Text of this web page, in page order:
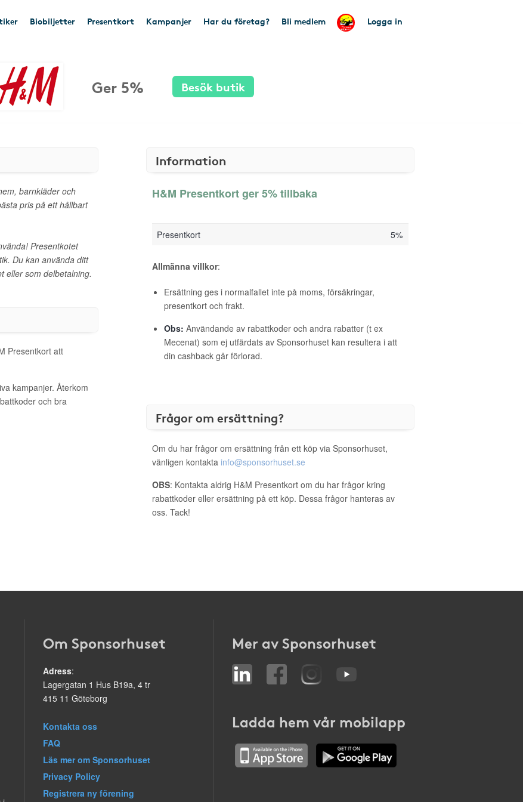
Biobiljetter Presentkort Kampanjer Har du företag? Bli medlem Logga in
Ger 5% Besök butik
barnkläder och
pris på ett hållbart
Presentkotet
Du kan använda ditt
eller som delbetalning.
Presentkort att
kampanjer. Återkom
och bra
Information
H&M Presentkort ger 5% tillbaka
Presentkort 5%
Allmänna villkor:
Ersättning ges i normalfallet inte på moms, försäkringar,
presentkort och frakt.
Obs: Användande av rabattkoder och andra rabatter (t ex
Mecenat) som ej utfärdats av Sponsorhuset kan resultera i att
din cashback går förlorad.
Frågor om ersättning?
Om du har frågor om ersättning från ett köp via Sponsorhuset,
vänligen kontakta info@sponsorhuset.se
OBS: Kontakta aldrig H&M Presentkort om du har frågor kring
rabattkoder eller ersättning på ett köp. Dessa frågor hanteras av
oss. Tack!
Om Sponsorhuset
Adress:
Lagergatan 1 Hus B19a, 4 tr
415 11 Göteborg
Kontakta oss
FAQ
Läs mer om Sponsorhuset
Privacy Policy
Registrera ny förening
Mer av Sponsorhuset
Ladda hem vår mobilapp